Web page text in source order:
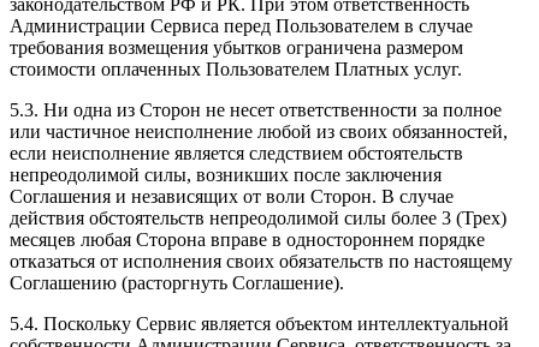
законодательством РФ и РК. При этом ответственность
Администрации Сервиса перед Пользователем в случае
требования возмещения убытков ограничена размером
стоимости оплаченных Пользователем Платных услуг.
5.3. Ни одна из Сторон не несет ответственности за полное
или частичное неисполнение любой из своих обязанностей,
если неисполнение является следствием обстоятельств
непреодолимой силы, возникших после заключения
Соглашения и независящих от воли Сторон. В случае
действия обстоятельств непреодолимой силы более 3 (Трех)
месяцев любая Сторона вправе в одностороннем порядке
отказаться от исполнения своих обязательств по настоящему
Соглашению (расторгнуть Соглашение).
5.4. Поскольку Сервис является объектом интеллектуальной